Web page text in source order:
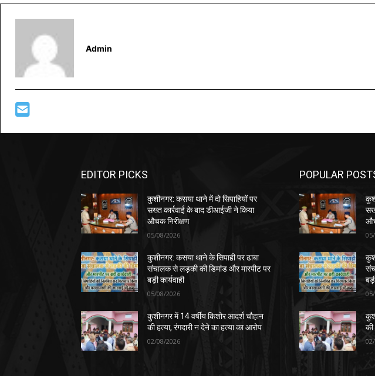
Admin
EDITOR PICKS
कुशीनगर: कसया थाने में दो सिपाहियों पर
सख्त कार्रवाई के बाद डीआईजी ने किया
औचक निरीक्षण
05/08/2026
कुशीनगर: कसया थाने के सिपाही पर ढाबा
संचालक से लड़की की डिमांड और मारपीट पर
बड़ी कार्यवाही
05/08/2026
कुशीनगर में 14 वर्षीय किशोर आदर्श चौहान
की हत्या, रंगदारी न देने का हत्या का आरोप
02/08/2026
POPULAR
की